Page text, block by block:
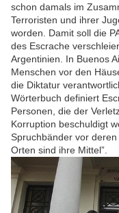
schon damals im
Terroristen und ihrer
worden. Damit soll die
des Escrache
Argentinien. In Buenos
Menschen vor den
die Diktatur
Wörterbuch definiert
Personen, die der
Korruption beschuldigt
Spruchbänder vor
Orten sind ihre Mittel”.